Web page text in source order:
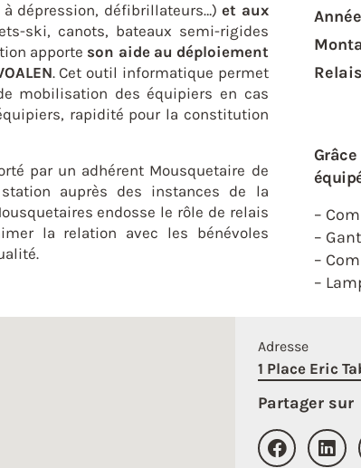
à dépression, défibrillateurs…)et aux
ski, canots, bateaux semi-rigides
apporte son aide au déploiement
. Cet outil informatique permet
mobilisation des équipiers en cas
rapidité pour la constitution
par un adhérent Mousquetaire de
auprès des instances de la
endosse le rôle de relais
la relation avec les bénévoles
–
–
–
–
Adresse
1 Place Eric
Partager sur